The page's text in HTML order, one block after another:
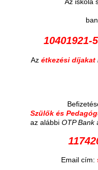
10401921-
Az étkezési díjakat
Szülők és
az alábbi OTP Bank
Email cím: